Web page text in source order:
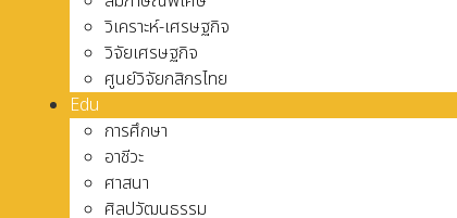
วิเคราะห์-เศรษฐกิจ
วิจัยเศรษฐกิจ
ศูนย์วิจัยกสิกรไทย
Edu
การศึกษา
อาชีวะ
ศาสนา
ศิลปวัฒนธรรม